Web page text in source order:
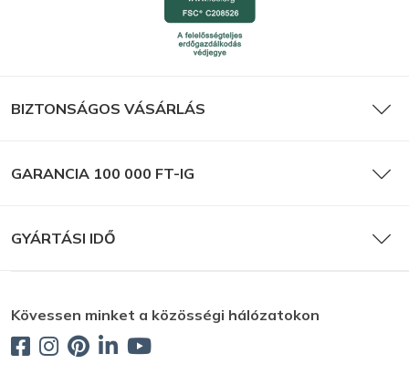
BIZTONSÁGOS VÁSÁRLÁS
GARANCIA 100 000 FT-IG
GYÁRTÁSI IDŐ
Kövessen minket a közösségi hálózatokon